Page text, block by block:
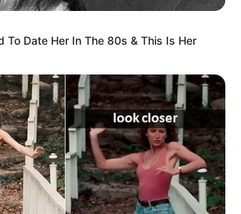
a parte inicial da tira para
na foto. Você vai precisar
também
To Date Her In The 80s & This Is Her